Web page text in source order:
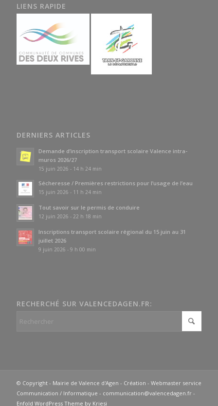
LIENS RAPIDE
DERNIERS ARTICLES
Demande d’inscription transport scolaire Valence intra-
muros 2026/27
15 juin 2026 - 14 h 24 min
Sécheresse / Premières restrictions pour l’usage de l’eau
15 juin 2026 - 11 h 24 min
Tout savoir sur le permis de conduire
12 juin 2026 - 22 h 18 min
Inscriptions transport scolaire régional du 15 juin au 31
juillet 2026
9 juin 2026 - 9 h 00 min
RECHERCHÉ SUR VALENCEDAGEN.FR:
© Copyright - Mairie de Valence d'Agen - Création - Webmaster service
Communication / Informatique - communication@valencedagen.fr -
Enfold WordPress Theme by Kriesi